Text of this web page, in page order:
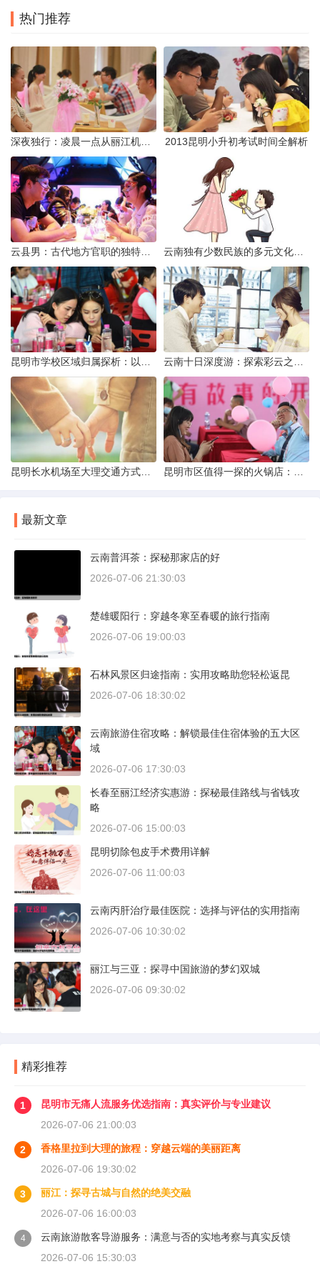
热门推荐
2013昆明小升初考试时间全解析
最新文章
云南普洱茶：探秘那家店的好
2026-07-06 21:30:03
楚雄暖阳行：穿越冬寒至春暖的旅行指南
2026-07-06 19:00:03
石林风景区归途指南：实用攻略助您轻松返昆
2026-07-06 18:30:02
云南旅游住宿攻略：解锁最佳住宿体验的五大区
域
2026-07-06 17:30:03
长春至丽江经济实惠游：探秘最佳路线与省钱攻
略
2026-07-06 15:00:03
昆明切除包皮手术费用详解
2026-07-06 11:00:03
云南丙肝治疗最佳医院：选择与评估的实用指南
2026-07-06 10:30:02
丽江与三亚：探寻中国旅游的梦幻双城
2026-07-06 09:30:02
精彩推荐
1
昆明市无痛人流服务优选指南：真实评价与专业建议
2026-07-06 21:00:03
2
香格里拉到大理的旅程：穿越云端的美丽距离
2026-07-06 19:30:02
3
丽江：探寻古城与自然的绝美交融
2026-07-06 16:00:03
4
云南旅游散客导游服务：满意与否的实地考察与真实反馈
2026-07-06 15:30:03